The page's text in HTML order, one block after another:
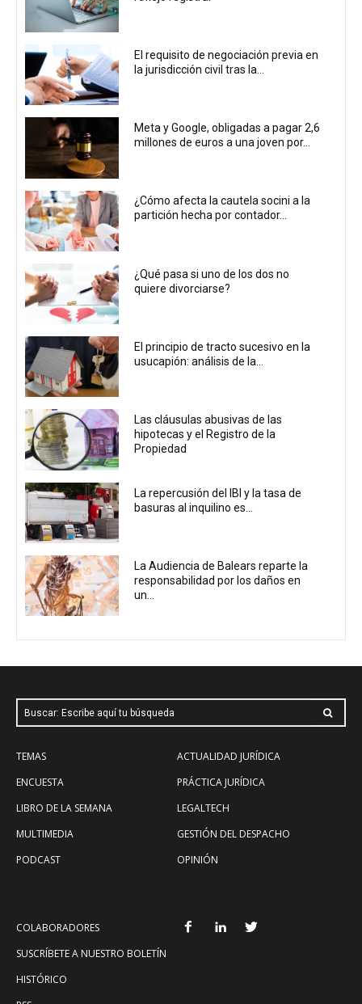
El requisito de negociación previa en
la jurisdicción civil tras la...
Meta y Google, obligadas a pagar 2,6
millones de euros a una joven por...
¿Cómo afecta la cautela socini a la
partición hecha por contador...
¿Qué pasa si uno de los dos no
quiere divorciarse?
El principio de tracto sucesivo en la
usucapión: análisis de la...
Las cláusulas abusivas de las
hipotecas y el Registro de la
Propiedad
La repercusión del IBI y la tasa de
basuras al inquilino es...
La Audiencia de Balears reparte la
responsabilidad por los daños en
un...
Buscar: Escribe aquí tu búsqueda
TEMAS
ENCUESTA
LIBRO DE LA SEMANA
MULTIMEDIA
PODCAST
ACTUALIDAD JURÍDICA
PRÁCTICA JURÍDICA
LEGALTECH
GESTIÓN DEL DESPACHO
OPINIÓN
COLABORADORES
SUSCRÍBETE A NUESTRO BOLETÍN
HISTÓRICO